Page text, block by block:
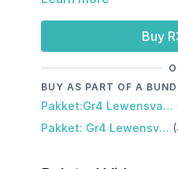
Buy
BUY AS PART OF A
Pakket:Gr4 Lewensvaardighede: Kwartaal 1 en 2
Pakket: Gr4 Lewensvaardigheid: Kwartaal 2